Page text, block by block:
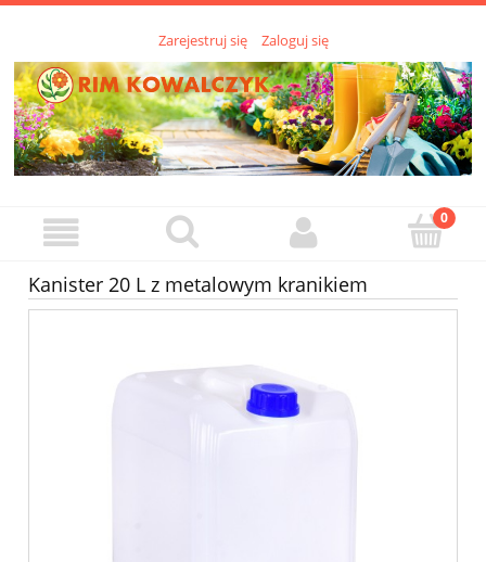
Zarejestruj się Zaloguj się
Kanister 20 L z metalowym kranikiem